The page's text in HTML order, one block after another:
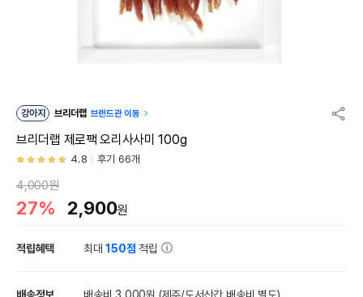
강아지 브리더랩 브랜드관 이동
브리더랩 제로팩 오리사사미 100g
4.8 후기 66개
4,000원
27% 2,900원
적립혜택 최대150점 적립